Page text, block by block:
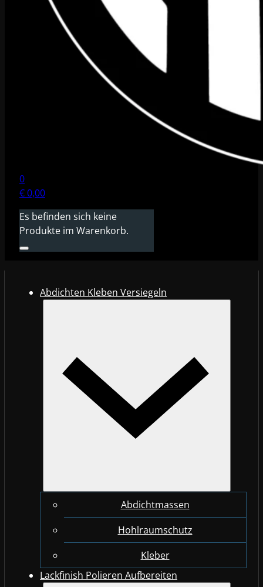
0
€0,00
Es befinden sich keine
Produkte im Warenkorb.
Abdichten Kleben Versiegeln
Abdichtmassen
Hohlraumschutz
Kleber
Lackfinish Polieren Aufbereiten